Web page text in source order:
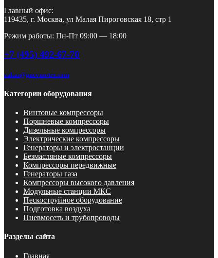
Главный офис:
119435, г. Москва, ул Малая Пироговская 18, стр 1
Режим работы: Пн-Пт 09:00 — 18:00
+7 (495) 492-67-70
zakaz@pnevmotex.com
Категории оборудования
Винтовые компрессоры
Поршневые компрессоры
Дизельные компрессоры
Электрические компрессоры
Генераторы и электростанции
Безмасляные компрессоры
Компрессоры передвижные
Генераторы газа
Компрессоры высокого давления
Модульные станции МКС
Пескоструйное оборудование
Подготовка воздуха
Пневмосеть и трубопроводы
Разделы сайта
Главная